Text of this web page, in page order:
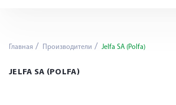
Главная Производители Jelfa SA (Polfa)
JELFA SA (POLFA)